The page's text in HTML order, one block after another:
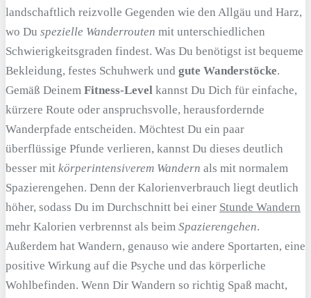
landschaftlich reizvolle Gegenden wie den Allgäu und Harz,
wo Du spezielle Wanderrouten mit unterschiedlichen
Schwierigkeitsgraden findest. Was Du benötigst ist bequeme
Bekleidung, festes Schuhwerk und gute Wanderstöcke.
Gemäß Deinem Fitness-Level kannst Du Dich für einfache,
kürzere Route oder anspruchsvolle, herausfordernde
Wanderpfade entscheiden. Möchtest Du ein paar
überflüssige Pfunde verlieren, kannst Du dieses deutlich
besser mit körperintensiverem Wandern als mit normalem
Spazierengehen. Denn der Kalorienverbrauch liegt deutlich
höher, sodass Du im Durchschnitt bei einer Stunde Wandern
mehr Kalorien verbrennst als beim Spazierengehen.
Außerdem hat Wandern, genauso wie andere Sportarten, eine
positive Wirkung auf die Psyche und das körperliche
Wohlbefinden. Wenn Dir Wandern so richtig Spaß macht,